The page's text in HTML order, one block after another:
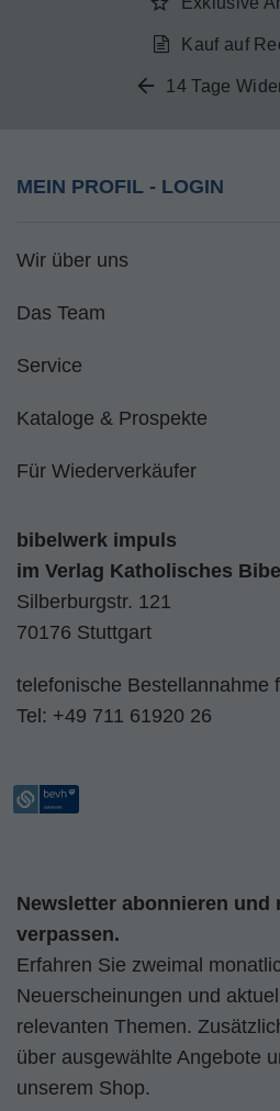
Kauf auf
14 Tage
MEIN PROFIL - LOGIN
Wir über uns
Das Team
Service
Kataloge & Prospekte
Für Wiederverkäufer
bibelwerk impuls
im Verlag Katholisches
Silberburgstr. 121
70176 Stuttgart
telefonische Bestellannahme
Tel: +49 711 61920 26
Newsletter abonnieren und
verpassen.
Erfahren Sie zweimal
Neuerscheinungen und
relevanten Themen.
über ausgewählte Angebote
unserem Shop.